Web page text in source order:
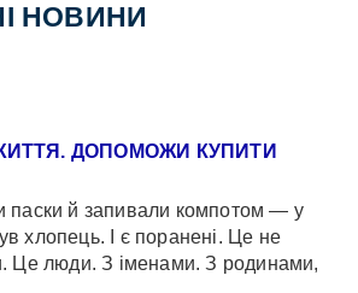
НОВИНИ
ДОПОМОЖИ КУПИТИ
паски й запивали компотом — у
хлопець. І є поранені. Це не
Це люди. З іменами. З родинами,